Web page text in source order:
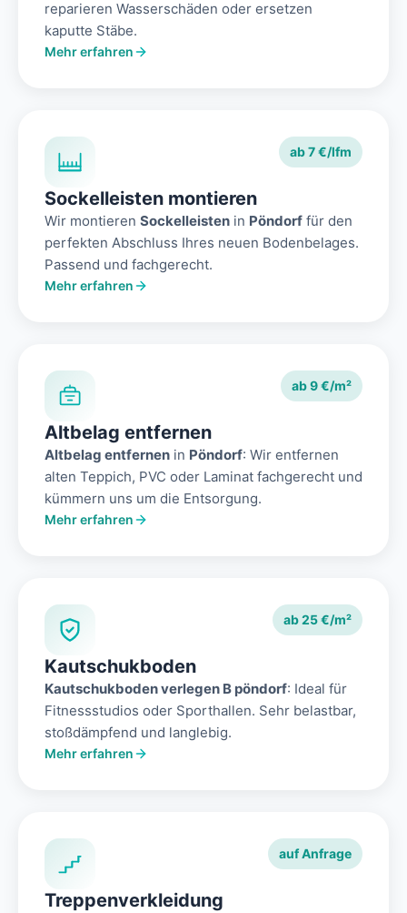
reparieren Wasserschäden oder ersetzen
kaputte Stäbe.
Mehr erfahren
ab 7 €/lfm
Sockelleisten montieren
Wir montieren Sockelleisten in Pöndorf für den
perfekten Abschluss Ihres neuen Bodenbelages.
Passend und fachgerecht.
Mehr erfahren
ab 9 €/m²
Altbelag entfernen
Altbelag entfernen in Pöndorf: Wir entfernen
alten Teppich, PVC oder Laminat fachgerecht und
kümmern uns um die Entsorgung.
Mehr erfahren
ab 25 €/m²
Kautschukboden
Kautschukboden verlegen B pöndorf: Ideal für
Fitnessstudios oder Sporthallen. Sehr belastbar,
stoßdämpfend und langlebig.
Mehr erfahren
auf Anfrage
Treppenverkleidung